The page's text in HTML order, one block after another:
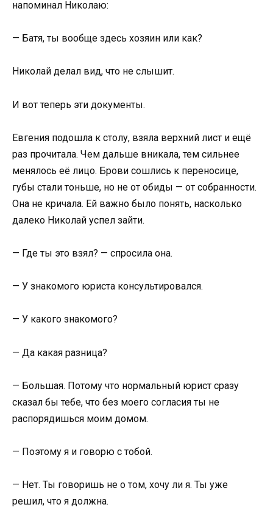
напоминал Николаю:
— Батя, ты вообще здесь хозяин или как?
Николай делал вид, что не слышит.
И вот теперь эти документы.
Евгения подошла к столу, взяла верхний лист и ещё
раз прочитала. Чем дальше вникала, тем сильнее
менялось её лицо. Брови сошлись к переносице,
губы стали тоньше, но не от обиды — от собранности.
Она не кричала. Ей важно было понять, насколько
далеко Николай успел зайти.
— Где ты это взял? — спросила она.
— У знакомого юриста консультировался.
— У какого знакомого?
— Да какая разница?
— Большая. Потому что нормальный юрист сразу
сказал бы тебе, что без моего согласия ты не
распорядишься моим домом.
— Поэтому я и говорю с тобой.
— Нет. Ты говоришь не о том, хочу ли я. Ты уже
решил, что я должна.